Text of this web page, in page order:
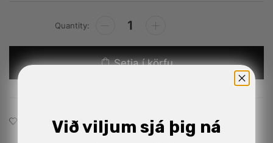
Setja í körfu
Bæta við á óskalistann
Við viljum sjá þig ná